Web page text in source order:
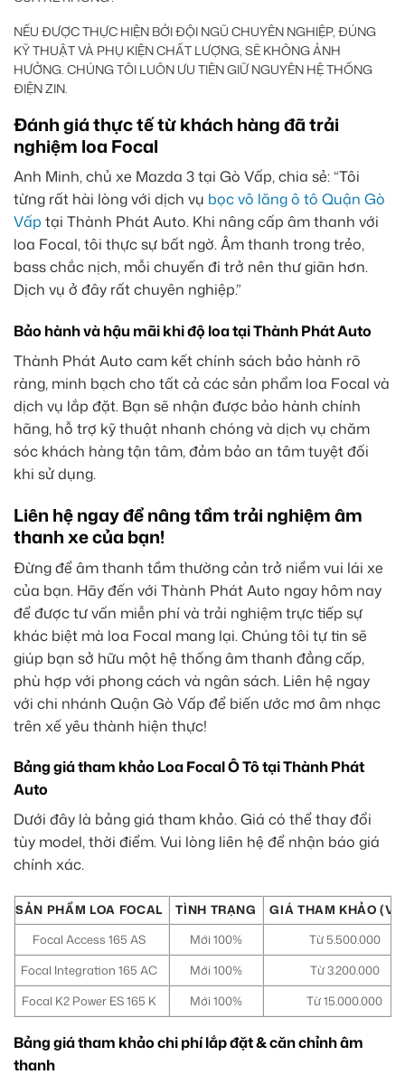
NẾU ĐƯỢC THỰC HIỆN BỞI ĐỘI NGŨ CHUYÊN NGHIỆP, ĐÚNG
KỸ THUẬT VÀ PHỤ KIỆN CHẤT LƯỢNG, SẼ KHÔNG ẢNH
HƯỞNG. CHÚNG TÔI LUÔN ƯU TIÊN GIỮ NGUYÊN HỆ THỐNG
ĐIỆN ZIN.
Đánh giá thực tế từ khách hàng đã trải
nghiệm loa Focal
Anh Minh, chủ xe Mazda 3 tại Gò Vấp, chia sẻ: “Tôi
từng rất hài lòng với dịch vụ bọc vô lăng ô tô Quận Gò
Vấp tại Thành Phát Auto. Khi nâng cấp âm thanh với
loa Focal, tôi thực sự bất ngờ. Âm thanh trong trẻo,
bass chắc nịch, mỗi chuyến đi trở nên thư giãn hơn.
Dịch vụ ở đây rất chuyên nghiệp.”
Bảo hành và hậu mãi khi độ loa tại Thành Phát Auto
Thành Phát Auto cam kết chính sách bảo hành rõ
ràng, minh bạch cho tất cả các sản phẩm loa Focal và
dịch vụ lắp đặt. Bạn sẽ nhận được bảo hành chính
hãng, hỗ trợ kỹ thuật nhanh chóng và dịch vụ chăm
sóc khách hàng tận tâm, đảm bảo an tâm tuyệt đối
khi sử dụng.
Liên hệ ngay để nâng tầm trải nghiệm âm
thanh xe của bạn!
Đừng để âm thanh tầm thường cản trở niềm vui lái xe
của bạn. Hãy đến với Thành Phát Auto ngay hôm nay
để được tư vấn miễn phí và trải nghiệm trực tiếp sự
khác biệt mà loa Focal mang lại. Chúng tôi tự tin sẽ
giúp bạn sở hữu một hệ thống âm thanh đẳng cấp,
phù hợp với phong cách và ngân sách. Liên hệ ngay
với chi nhánh Quận Gò Vấp để biến ước mơ âm nhạc
trên xế yêu thành hiện thực!
Bảng giá tham khảo Loa Focal Ô Tô tại Thành Phát
Auto
Dưới đây là bảng giá tham khảo. Giá có thể thay đổi
tùy model, thời điểm. Vui lòng liên hệ để nhận báo giá
chính xác.
SẢN PHẨM LOA FOCAL TÌNH TRẠNG
GIÁ THAM KHẢO
Focal Access 165 AS
Mới 100%
Từ 5.500.000
Focal Integration 165 AC
Mới 100%
Từ 3.200.000
Focal K2 Power ES 165 K
Mới 100% Từ 15.000.000
Bảng giá tham khảo chi phí lắp đặt & căn chỉnh âm
thanh